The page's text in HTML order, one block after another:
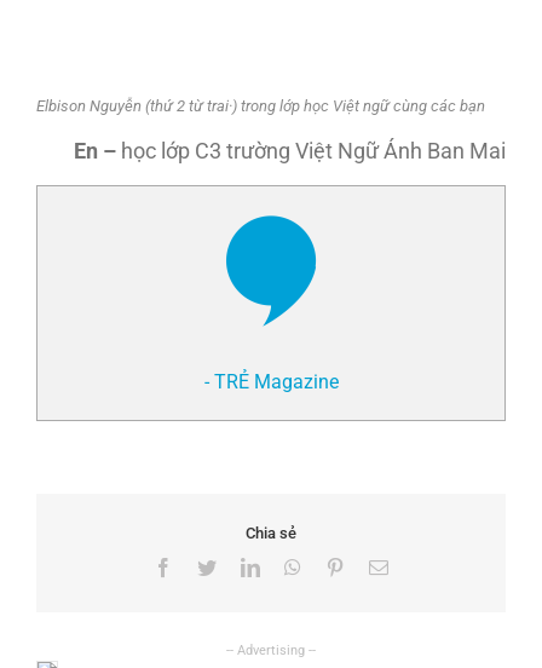
Elbison Nguyễn (thứ 2 từ trai·) trong lớp học Việt ngữ cùng các bạn
En – học lớp C3 trường Việt Ngữ Ánh Ban Mai
- TRẺ Magazine
Chia sẻ
Facebook
TwitterLinkedInWhatsApp
PinterestEmail